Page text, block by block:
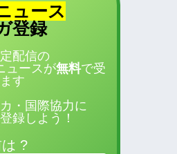
ュース
登録
配信の
ュースが無料で受
す
・国際協力に
録しよう！
?